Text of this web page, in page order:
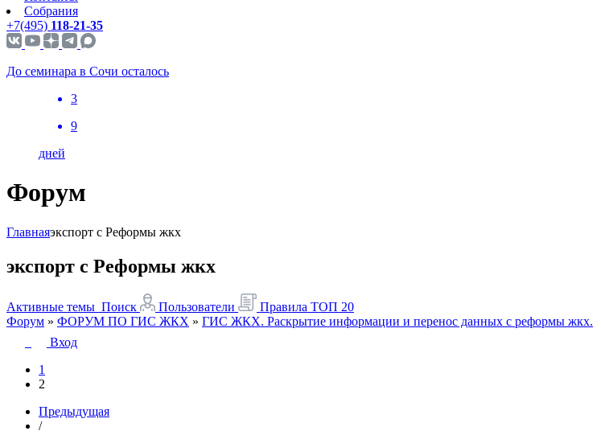
Собрания
+7(495) 118-21-35
До семинара в Сочи осталось
3
9
дней
Форум
Главнаяэкспорт с Реформы жкх
экспорт с Реформы жкх
Активные темы Поиск Пользователи Правила ТОП 20
Форум » ФОРУМ ПО ГИС ЖКХ » ГИС ЖКХ. Раскрытие информации и перенос данных с реформы жкх.
Вход
1
2
Предыдущая
/